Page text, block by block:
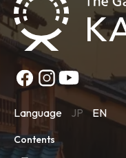
Language JP EN
Contents